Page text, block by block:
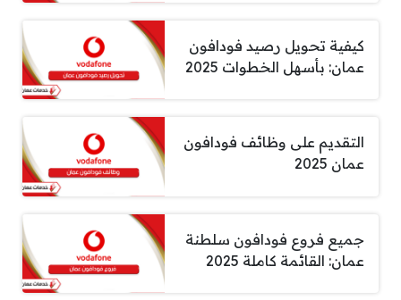
كيفية تحويل رصيد فودافون
عمان: بأسهل الخطوات 2025
التقديم على وظائف فودافون
عمان 2025
جميع فروع فودافون سلطنة
عمان: القائمة كاملة 2025